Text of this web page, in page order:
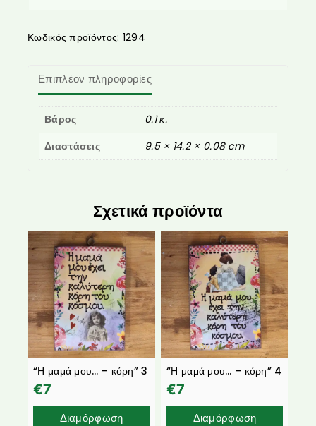
Κωδικός προϊόντος: 1294
Επιπλέον πληροφορίες
Βάρος
0.1 κ.
Διαστάσεις
9.5 × 14.2 × 0.08 cm
Σχετικά προϊόντα
“Η μαμά μου… – κόρη” 3
€7
Διαμόρφωση
“Η μαμά μου… – κόρη” 4
€7
Διαμόρφωση